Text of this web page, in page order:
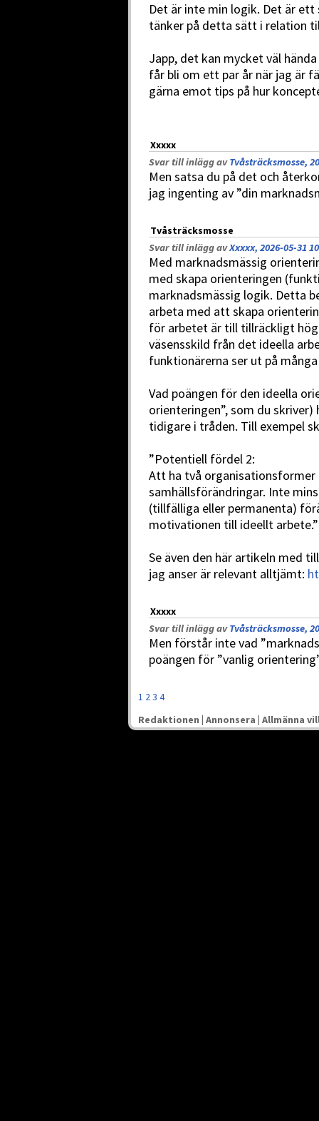
Det är inte min logik. Det är
tänker på detta sätt i relation
Japp, det kan mycket väl
får bli om ett par år när jag är
gärna emot tips på hur
Xxxxx
Svar till inlägg avTvåsträcksmosse,
Men satsa du på det och
jag ingenting av ”din
Tvåsträcksmosse
Svar till inlägg avXxxxx, 2026-05-31
Med marknadsmässig
med skapa orienteringen
marknadsmässig logik. Detta
arbeta med att skapa
för arbetet är till tillräckligt
väsensskild från det ideella
funktionärerna ser ut på
Vad poängen för den ideella
orienteringen”, som du
tidigare i tråden. Till exempel
”Potentiell fördel 2:
Att ha två
samhällsförändringar. Inte
(tillfälliga eller permanenta)
motivationen till ideellt arbete.”
Se även den här artikeln med
jag anser är relevant alltjämt:
Xxxxx
Svar till inlägg avTvåsträcksmosse,
Men förstår inte vad
poängen för ”vanlig
1 23 4
Redaktionen | Annonsera | Allmänna